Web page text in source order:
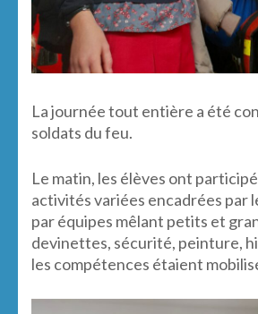
La journée tout entière a été
soldats du feu.
Le matin, les élèves ont
activités variées encadrées par
par équipes mêlant petits et
devinettes, sécurité, peinture,
les compétences étaient